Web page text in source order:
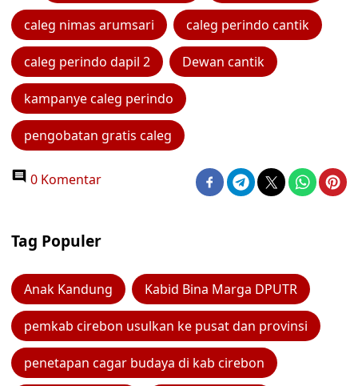
caleg nimas arumsari caleg perindo cantik
caleg perindo dapil 2 Dewan cantik
kampanye caleg perindo
pengobatan gratis caleg
0 Komentar
Tag Populer
Anak Kandung Kabid Bina Marga DPUTR
pemkab cirebon usulkan ke pusat dan provinsi
penetapan cagar budaya di kab cirebon